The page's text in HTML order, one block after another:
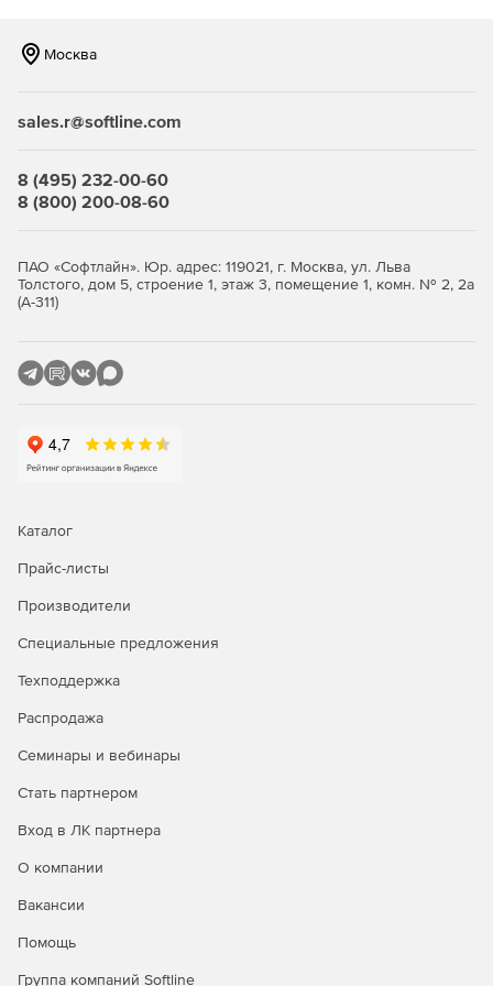
возможностью автоматизированного запуска.
также гранулярное восстановление с дисковых и
Защита данных в локальной сети организации и
облачных хранилищах.
Версии Arcserve Unified Data Protection:
функций, обеспечивает копирование на уровне
глобальную дедупликацию и интегрированную
репликацию. Standard Edition позволяет создавать
резервное копирование для VMware и Hyper-V.
Advanced Edition
файлов и приложений и поддерживающая Microsoft
Exchange и Microsoft SQL.
Premium Edition
последующей миграцией на ленту в дополнение к
возможностям Standard и Advanced. Версия Premium
системами и серверами приложений, обеспечивает
многостриммерными ленточными библиотеками.
Windows.
Premium Plus Edition
включает возможность репликации данных
Москва
sales.r@softline.com
8 (495) 232-00-60
8 (800) 200-08-60
ПАО «Софтлайн». Юр. адрес: 119021, г. Москва, ул. Льва
Толстого, дом 5, строение 1, этаж 3, помещение 1, комн. № 2, 2а
(А-311)
Каталог
Прайс-листы
Производители
Специальные предложения
Техподдержка
Распродажа
Семинары и вебинары
Стать партнером
Вход в ЛК партнера
О компании
Вакансии
Помощь
Группа компаний Softline